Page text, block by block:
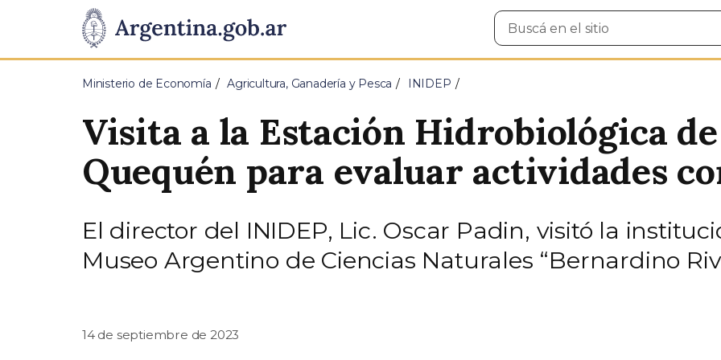
Presidencia
de
Pasar al contenido principal
Buscar
en
Ministerio de Economía Agricultura, Ganadería y Pesca INIDEP
Visita a la Estación Hidrobiológica
Quequén para evaluar actividades
El director del INIDEP, Lic. Oscar Padin, visitó la
Museo Argentino de Ciencias Naturales “Bernardino
14 de septiembre de 2023